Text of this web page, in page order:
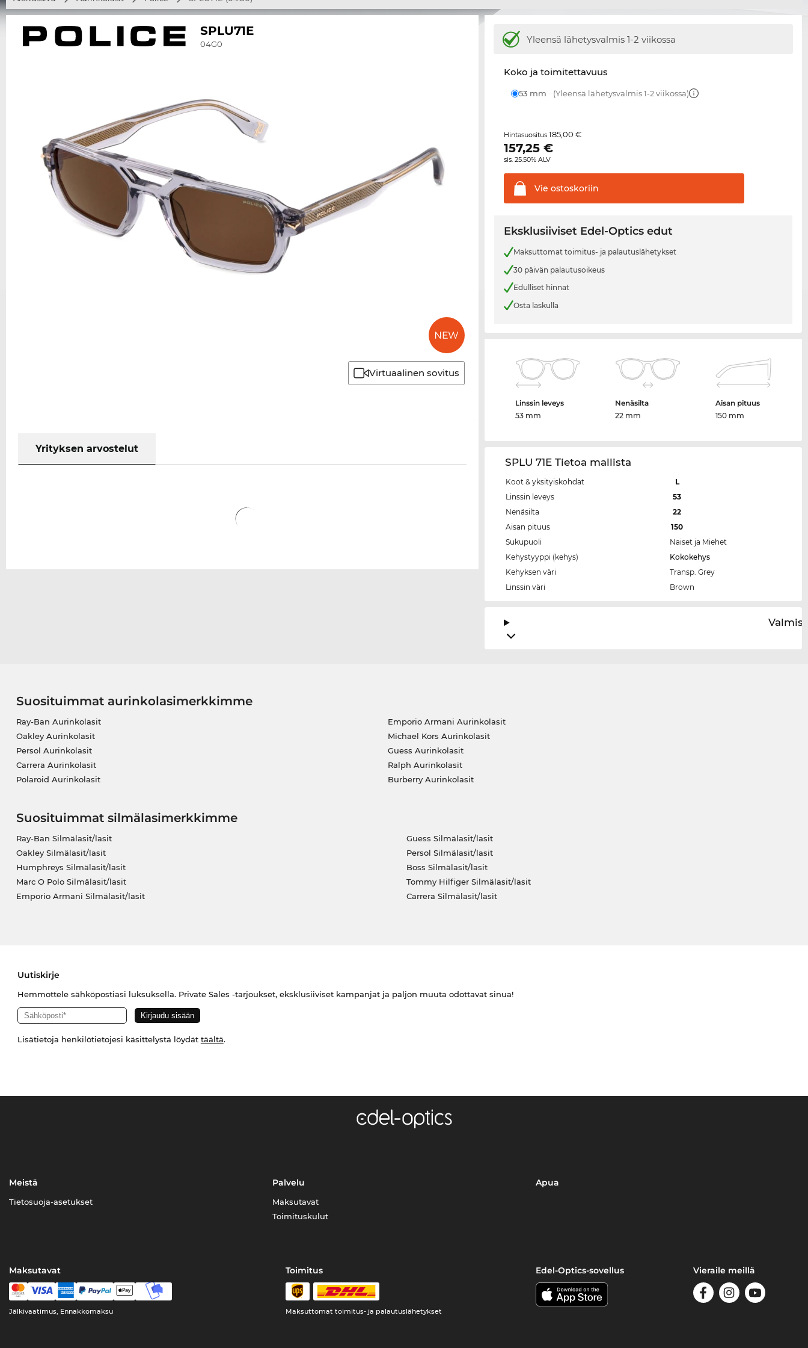
SPLU71E
04G0
Virtuaalinen sovitus
Yrityksen arvostelut
Yleensä lähetysvalmis1-2 viikossa
Koko ja toimitettavuus
53 mm (Yleensä lähetysvalmis 1-2 viikossa)
Hintasuositus185,00 €
157,25 €
sis. 25.50% ALV
Vie ostoskoriin
Eksklusiiviset Edel-Optics edut
Maksuttomat toimitus- ja palautuslähetykset
30 päivän palautusoikeus
Edulliset hinnat
Osta laskulla
Linssin leveys
53 mm
Nenäsilta
22 mm
Aisan pituus
150 mm
SPLU 71E Tietoa mallista
Koot & yksityiskohdat
L
Linssin leveys
53
Nenäsilta
22
Aisan pituus
150
Sukupuoli
Naiset ja Miehet
Kehystyyppi (kehys)
Kokokehys
Kehyksen väri
Transp. Grey
Linssin väri
Brown
Suosituimmat aurinkolasimerkkimme
Ray-Ban Aurinkolasit
Oakley Aurinkolasit
Persol Aurinkolasit
Carrera Aurinkolasit
Polaroid Aurinkolasit
Emporio Armani Aurinkolasit
Michael Kors Aurinkolasit
Guess Aurinkolasit
Ralph Aurinkolasit
Burberry Aurinkolasit
Suosituimmat silmälasimerkkimme
Ray-Ban Silmälasit/lasit
Oakley Silmälasit/lasit
Humphreys Silmälasit/lasit
Marc O Polo Silmälasit/lasit
Emporio Armani Silmälasit/lasit
Guess Silmälasit/lasit
Persol Silmälasit/lasit
Boss Silmälasit/lasit
Tommy Hilfiger Silmälasit/lasit
Carrera Silmälasit/lasit
Uutiskirje
Hemmottele sähköpostiasi luksuksella. Private Sales -tarjoukset, eksklusiiviset kampanjat ja paljon muuta odottavat sinua!
Lisätietoja henkilötietojesi käsittelystä löydät täältä.
Meistä
Tietosuoja-asetukset
Palvelu
Maksutavat
Toimituskulut
Apua
Maksutavat
Jälkivaatimus, Ennakkomaksu
Toimitus
Maksuttomat toimitus- ja palautuslähetykset
Edel-Optics-sovellus Vieraile meillä